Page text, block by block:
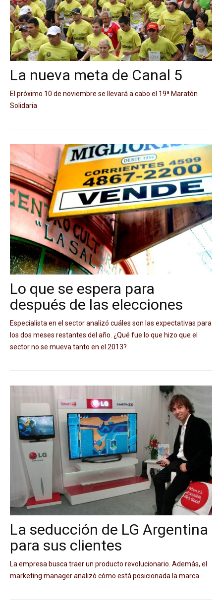
La nueva meta de Canal 5
El próximo 10 de noviembre se llevará a cabo el 19ª Maratón
Solidaria
Lo que se espera para
después de las elecciones
Especialista en el sector analizó cuáles son las expectativas para
los dos meses restantes del año. ¿Qué fue lo que hizo que el
sector no se mueva tanto en el 2013?
La seducción de LG Argentina
para sus clientes
La empresa busca traer un producto revolucionario. Además, el
marketing manager analizó cómo está posicionada la marca